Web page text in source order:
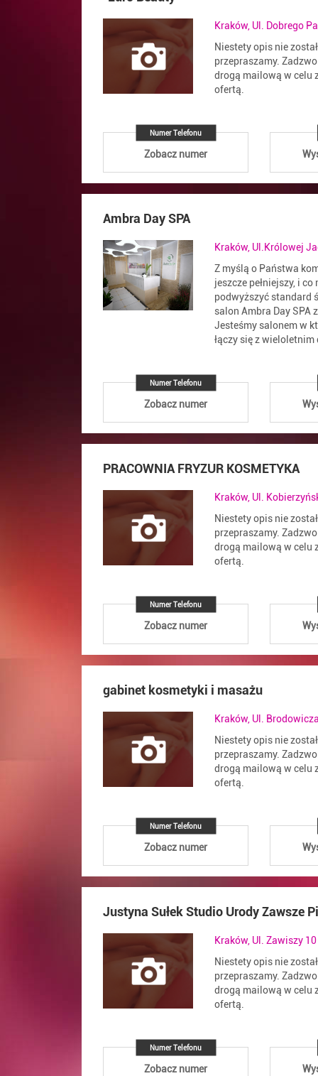
Kraków, Ul. Dobrego
Niestety opis nie
przepraszamy.
drogą mailową w celu
ofertą.
Numer Telefonu
Zobacz numer
Ambra Day SPA
Kraków, Ul.Królowej
Z myślą o Państwa
jeszcze pełniejszy, i
podwyższyć standard
salon Ambra Day SPA
Jesteśmy salonem w
łączy się z
Numer Telefonu
Zobacz numer
PRACOWNIA FRYZUR KOSMETYKA
Kraków, Ul.
Niestety opis nie
przepraszamy.
drogą mailową w celu
ofertą.
Numer Telefonu
Zobacz numer
gabinet kosmetyki i masażu
Kraków, Ul.
Niestety opis nie
przepraszamy.
drogą mailową w celu
ofertą.
Numer Telefonu
Zobacz numer
Justyna Sułek Studio Urody Zawsze
Kraków, Ul. Zawiszy
Niestety opis nie
przepraszamy.
drogą mailową w celu
ofertą.
Numer Telefonu
Zobacz numer